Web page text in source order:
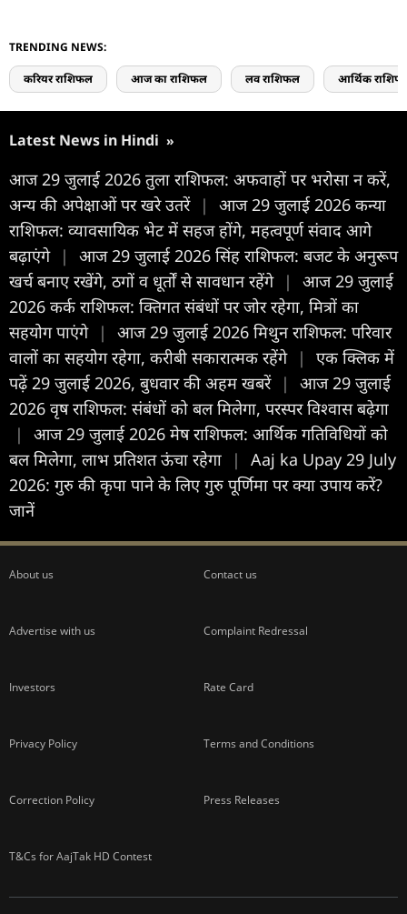
TRENDING NEWS:
करियर राशिफल आज का राशिफल लव राशिफल आर्थिक
Latest News in Hindi »
आज 29 जुलाई 2026 तुला राशिफल: अफवाहों पर भरोसा न करें,
अन्य की अपेक्षाओं पर खरे उतरें |
आज 29 जुलाई 2026 कन्या
राशिफल: व्यावसायिक भेट में सहज होंगे, महत्वपूर्ण संवाद आगे
बढ़ाएंगे |
आज 29 जुलाई 2026 सिंह राशिफल: बजट के अनुरूप
खर्च बनाए रखेंगे, ठगों व धूर्तों से सावधान रहेंगे |
आज 29 जुलाई
2026 कर्क राशिफल: क्तिगत संबंधों पर जोर रहेगा, मित्रों का
सहयोग पाएंगे |
आज 29 जुलाई 2026 मिथुन राशिफल: परिवार
वालों का सहयोग रहेगा, करीबी सकारात्मक रहेंगे |
एक क्लिक में
पढ़ें 29 जुलाई 2026, बुधवार की अहम खबरें |
आज 29 जुलाई
2026 वृष राशिफल: संबंधों को बल मिलेगा, परस्पर विश्वास बढ़ेगा
|
आज 29 जुलाई 2026 मेष राशिफल: आर्थिक गतिविधियों को
बल मिलेगा, लाभ प्रतिशत ऊंचा रहेगा
|
Aaj ka Upay 29 July
2026: गुरु की कृपा पाने के लिए गुरु पूर्णिमा पर क्या उपाय करें?
जानें
About us Contact us
Advertise with us Complaint Redressal
Investors Rate Card
Privacy Policy Terms and Conditions
Correction Policy Press Releases
T&Cs for AajTak HD Contest